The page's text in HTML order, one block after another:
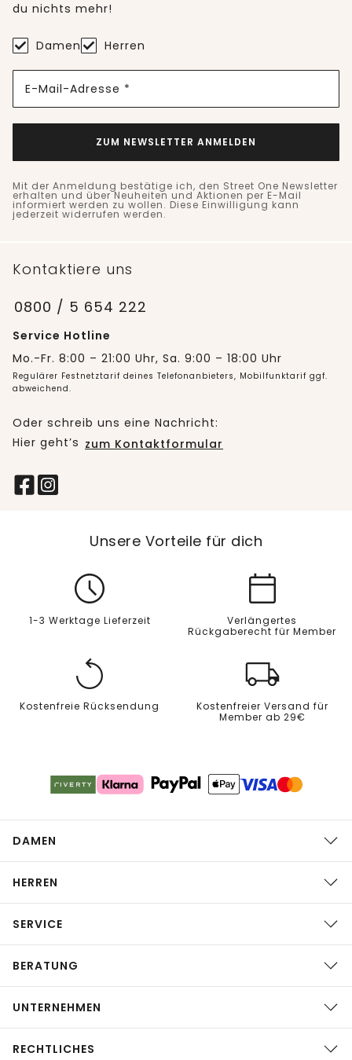
du nichts mehr!
Damen Herren
E-Mail-Adresse *
ZUM NEWSLETTER ANMELDEN
Mit der Anmeldung bestätige ich, den Street One Newsletter
erhalten und über Neuheiten und Aktionen per E-Mail
informiert werden zu wollen. Diese Einwilligung kann
jederzeit widerrufen werden.
Kontaktiere uns
0800 / 5 654 222
Service Hotline
Mo.-Fr. 8:00 – 21:00 Uhr, Sa. 9:00 – 18:00 Uhr
Regulärer Festnetztarif deines Telefonanbieters, Mobilfunktarif ggf.
abweichend.
Oder schreib uns eine Nachricht:
Hier geht’s zum Kontaktformular
Unsere Vorteile für dich
1-3 Werktage Lieferzeit
Verlängertes
Rückgaberecht für Member
Kostenfreie Rücksendung
Kostenfreier Versand für
Member ab 29€
DAMEN
HERREN
SERVICE
BERATUNG
UNTERNEHMEN
RECHTLICHES